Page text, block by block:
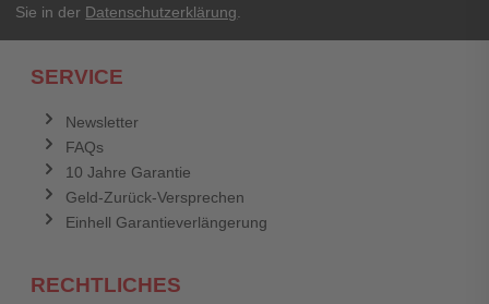
Sie in der Datenschutzerklärung
SERVICE
Newsletter
FAQs
10 Jahre Garantie
Geld-Zurück-Versprechen
Einhell Garantieverlängerung
RECHTLICHES